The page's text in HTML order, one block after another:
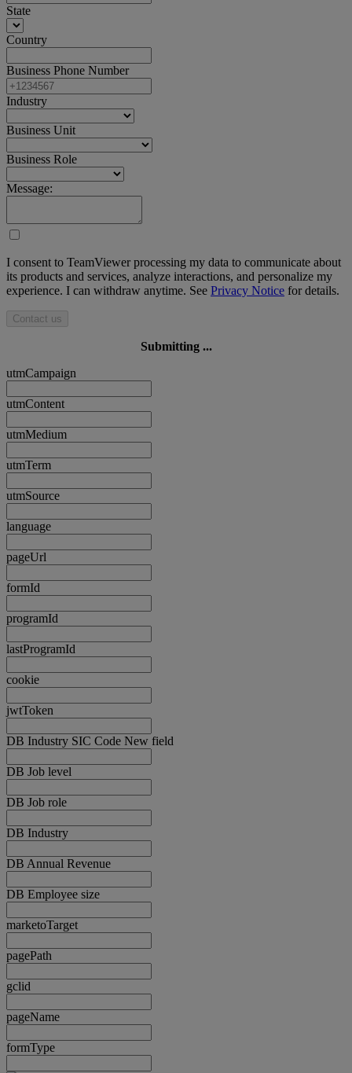
State
Country
Business Phone Number
Industry
Business Unit
Business Role
Message:
I consent to TeamViewer processing my data to communicate about
its products and services, analyze interactions, and personalize my
experience. I can withdraw anytime. See Privacy Notice for details.
Contact us
Submitting ...
utmCampaign
utmContent
utmMedium
utmTerm
utmSource
language
pageUrl
formId
programId
lastProgramId
cookie
jwtToken
DB Industry SIC Code New field
DB Job level
DB Job role
DB Industry
DB Annual Revenue
DB Employee size
marketoTarget
pagePath
gclid
pageName
formType